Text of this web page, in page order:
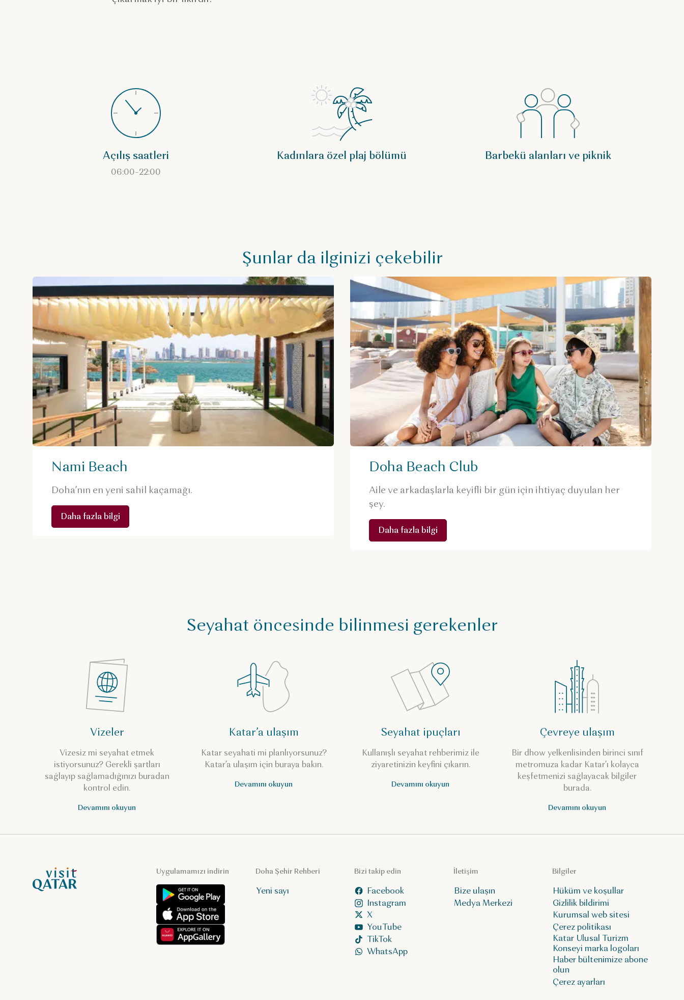
Açılış saatleri
06:00–22:00
Kadınlara özel plaj bölümü Barbekü alanları ve piknik
Şunlar da ilginizi çekebilir
Nami Beach
Doha’nın en yeni sahil kaçamağı.
Daha fazla bilgi
Doha Beach Club
Aile ve arkadaşlarla keyifli bir gün için ihtiyaç duyulan her
şey.
Daha fazla bilgi
Seyahat öncesinde bilinmesi gerekenler
Vizeler
Vizesiz mi seyahat etmek
istiyorsunuz? Gerekli şartları
sağlayıp sağlamadığınızı buradan
kontrol edin.
Devamını okuyun
Katar’a ulaşım
Katar seyahati mi planlıyorsunuz?
Katar’a ulaşım için buraya bakın.
Devamını okuyun
Seyahat ipuçları
Kullanışlı seyahat rehberimiz ile
ziyaretinizin keyfini çıkarın.
Devamını okuyun
Çevreye ulaşım
Bir dhow yelkenlisinden birinci sınıf
metromuza kadar Katar’ı kolayca
keşfetmenizi sağlayacak bilgiler
burada.
Devamını okuyun
VisitQatar Ana Sayfası Uygulamamızı indirin Doha Şehir Rehberi
Yeni sayı
Bizi takip edin
Facebook
Instagram
X
YouTube
TikTok
WhatsApp
İletişim
Bize ulaşın
Medya Merkezi
Bilgiler
Hüküm ve koşullar
Gizlilik bildirimi
Kurumsal web sitesi
Çerez politikası
Katar Ulusal Turizm
Konseyi marka logoları
Haber bültenimize abone
olun
Çerez ayarları